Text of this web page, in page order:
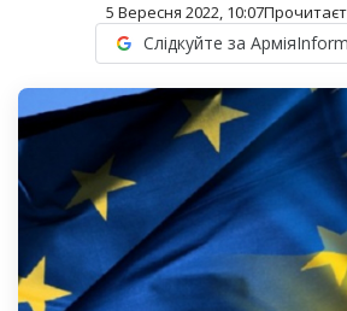
5 Вересня 2022, 10:07
Слідкуйте за